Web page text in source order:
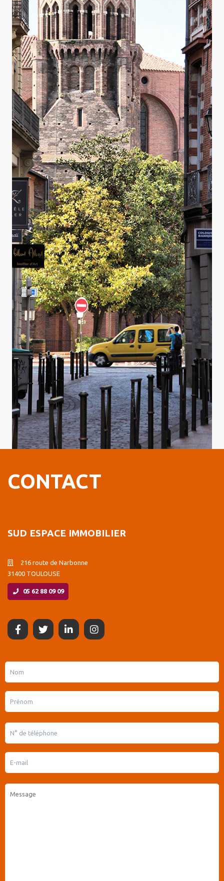
CONTACT
SUD ESPACE IMMOBILIER
216 route de Narbonne
31400 TOULOUSE
05 62 88 09 09